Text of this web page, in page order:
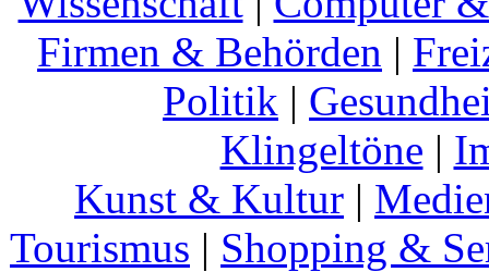
Firmen & Behörden |
Politik |
Klingeltöne |
Kunst & Kultur |
Tourismus | Shopping &